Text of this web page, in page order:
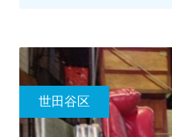
世田谷区